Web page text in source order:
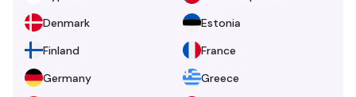
Denmark
Estonia
Finland
France
Germany
Greece